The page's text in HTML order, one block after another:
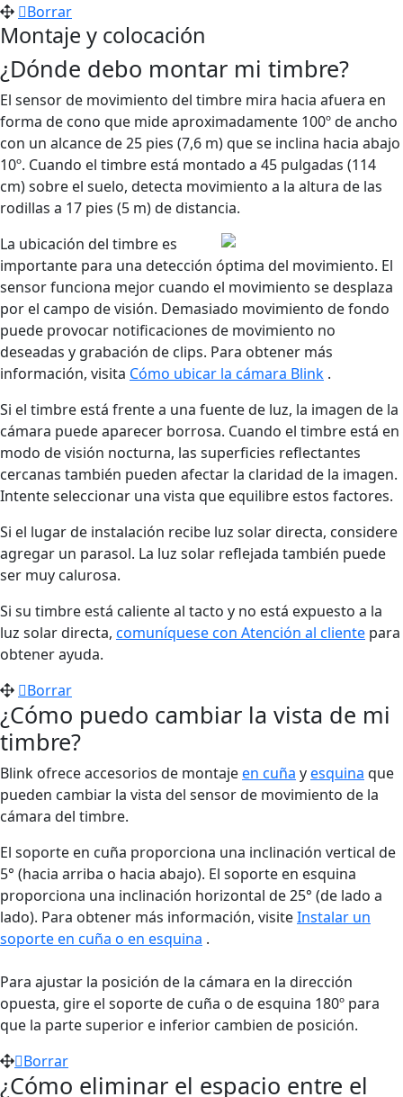
Borrar
Montaje y colocación
¿Dónde debo montar mi timbre?
El sensor de movimiento del timbre mira hacia afuera en
forma de cono que mide aproximadamente 100º de ancho
con un alcance de 25 pies (7,6 m) que se inclina hacia abajo
10º. Cuando el timbre está montado a 45 pulgadas (114
cm) sobre el suelo, detecta movimiento a la altura de las
rodillas a 17 pies (5 m) de distancia.
La ubicación del timbre es
importante para una detección óptima del movimiento. El
sensor funciona mejor cuando el movimiento se desplaza
por el campo de visión. Demasiado movimiento de fondo
puede provocar notificaciones de movimiento no
deseadas y grabación de clips. Para obtener más
información, visita Cómo ubicar la cámara Blink .
Si el timbre está frente a una fuente de luz, la imagen de la
cámara puede aparecer borrosa. Cuando el timbre está en
modo de visión nocturna, las superficies reflectantes
cercanas también pueden afectar la claridad de la imagen.
Intente seleccionar una vista que equilibre estos factores.
Si el lugar de instalación recibe luz solar directa, considere
agregar un parasol. La luz solar reflejada también puede
ser muy calurosa.
Si su timbre está caliente al tacto y no está expuesto a la
luz solar directa, comuníquese con Atención al cliente para
obtener ayuda.
Borrar
¿Cómo puedo cambiar la vista de mi
timbre?
Blink ofrece accesorios de montajeen cuña yesquina que
pueden cambiar la vista del sensor de movimiento de la
cámara del timbre.
El soporte en cuña proporciona una inclinación vertical de
5° (hacia arriba o hacia abajo). El soporte en esquina
proporciona una inclinación horizontal de 25° (de lado a
lado). Para obtener más información, visiteInstalar un
soporte en cuña o en esquina .
Para ajustar la posición de la cámara en la dirección
opuesta, gire el soporte de cuña o de esquina 180º para
que la parte superior e inferior cambien de posición.
Borrar
¿Cómo eliminar el espacio entre el